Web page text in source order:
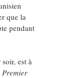
que la
pendant
est à
Premier